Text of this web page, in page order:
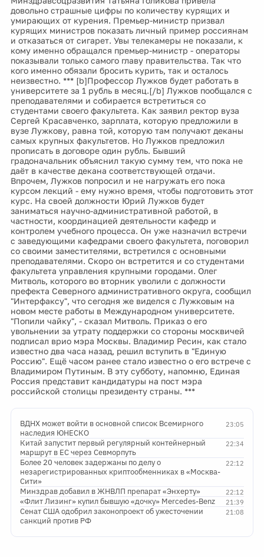
довольно страшные цифры по количеству курящих и
умирающих от курения. Премьер-министр призвал
курящих министров показать личный пример россиянам
и отказаться от сигарет. Увы телекамеры не показали, к
кому именно обращался премьер-министр - операторы
показывали только самого главу правительства. Так что
кого именно обязали бросить курить, так и осталось
неизвестно. *** [b]Профессор Лужков будет работать в
университете за 1 рубль в месяц.[/b] Лужков пообщался с
преподавателями и собирается встретиться со
студентами своего факультета. Как заявил ректор вуза
Сергей Красавченко, зарплата, которую предложили в
вузе Лужкову, равна той, которую там получают деканы
самых крупных факультетов. Но Лужков предложил
прописать в договоре один рубль. Бывший
градоначальник объяснил такую сумму тем, что пока не
даёт в качестве декана соответствующей отдачи.
Впрочем, Лужков попросил и не нагружать его пока
курсом лекций - ему нужно время, чтобы подготовить этот
курс. На своей должности Юрий Лужков будет
заниматься научно-административной работой, в
частности, координацией деятельности кафедр и
контролем учебного процесса. Он уже назначил встречи
с заведующими кафедрами своего факультета, поговорил
со своими заместителями, встретился с основными
преподавателями. Скоро он встретится и со студентами
факультета управления крупными городами. Олег
Митволь, которого во вторник уволили с должности
префекта Северного административного округа, сообщил
"Интерфаксу", что сегодня же виделся с Лужковым на
новом месте работы в Международном университете.
"Попили чайку", - сказал Митволь. Приказ о его
увольнении за утрату поддержки со стороны москвичей
подписал врио мэра Москвы. Владимир Ресин, как стало
известно два часа назад, решил вступить в "Единую
Россию". Ещё часом ранее стало известно о его встрече с
Владимиром Путиным. В эту субботу, напомню, Единая
Россия представит кандидатуры на пост мэра
российской столицы президенту страны. ***
23:05
ВДНХ может войти в основной список Всемирного
наследия ЮНЕСКО
22:34
Китай запустит первый регулярный контейнерный
маршрут в ЕС через Севморпуть
22:12
Более 20 человек задержаны по делу о
незарегистрированных криптообменниках в «Москва-
Сити»
22:12
Минздрав добавил в ЖНВЛП препарат «Энхерту»
21:39
«Флит Лизинг» купил бывшую «дочку» Mercedes-Benz
21:08
Сенат США одобрил законопроект об ужесточении
санкций против РФ